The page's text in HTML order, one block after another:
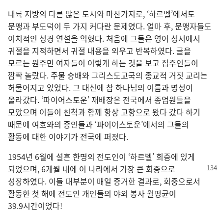
내륙 지방의 다른 많은 도시와 마찬가지로, ‘하르벨’에서도
문맹과 부도덕이 두 가지 커다란 문제였다. 얼마 후, 문맹자들도
이치적인 성경 연설을 익혔다. 처음에 그들은 영어 성서에서
귀절을 지적하면서 귀절 내용을 외우고 반복하였다. 글을
모르는 원주민 여자들이 이렇게 하는 것을 보고 집주인들이
깜짝 놀랐다. 주물 숭배와 그리스도교국의 종교적 거짓 교리는
허물어지고 있었다. 그 대신에 참 하나님의 이름과 명성이
올라갔다. ‘파이어스토운’ 재배장은 전국에서 종업원들을
모았으며 이들이 친척과 함께 항상 고향으로 왔다 갔다 하기
때문에 여호와의 증인들과 ‘파이어스토운’에서의 그들의
활동에 대한 이야기가 전국에 퍼졌다.
1954년 6월에 설흔 한명의 전도인이 ‘하르벨’ 회중에 있게
되었으며, 6개월 내에 이 나라에서 가장 큰 회중으로
성장하였다. 이들 대부분이 매일 증거한 결과로, 회중으로서
활동한 첫 해에 전도인 개인들의 야외 봉사 월평균이
39.9시간이었다!